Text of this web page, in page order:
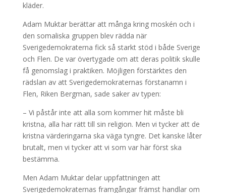
kläder.
Adam Muktar berättar att många kring moskén och i
den somaliska gruppen blev rädda när
Sverigedemokraterna fick så starkt stöd i både Sverige
och Flen. De var övertygade om att deras politik skulle
få genomslag i praktiken. Möjligen förstärktes den
rädslan av att Sverigedemokraternas förstanamn i
Flen, Riken Bergman, sade saker av typen:
– Vi påstår inte att alla som kommer hit måste bli
kristna, alla har rätt till sin religion. Men vi tycker att de
kristna värderingarna ska väga tyngre. Det kanske låter
brutalt, men vi tycker att vi som var här först ska
bestämma.
Men Adam Muktar delar uppfattningen att
Sverigedemokraternas framgångar främst handlar om